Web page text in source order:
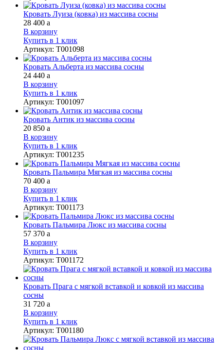
Кровать Луиза (ковка) из массива сосны
28 400 a
В корзину
Купить в 1 клик
Артикул: Т001098
Кровать Альберта из массива сосны
24 440 a
В корзину
Купить в 1 клик
Артикул: Т001097
Кровать Антик из массива сосны
20 850 a
В корзину
Купить в 1 клик
Артикул: Т001235
Кровать Пальмира Мягкая из массива сосны
70 400 a
В корзину
Купить в 1 клик
Артикул: Т001173
Кровать Пальмира Люкс из массива сосны
57 370 a
В корзину
Купить в 1 клик
Артикул: Т001172
Кровать Прага с мягкой вставкой и ковкой из массива
сосны
31 720 a
В корзину
Купить в 1 клик
Артикул: Т001180